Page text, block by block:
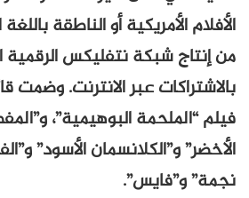
الأفلام الأمريكية أو الناطقة باللغة
من إنتاج شبكة نتفليكس الرقمية
بالاشتراكات عبر الانترنت. وضمت
فيلم “الملحمة البوهيمية”،
الأخضر” و”الكلانسمان الأسود”
نجمة” و”فايس”.